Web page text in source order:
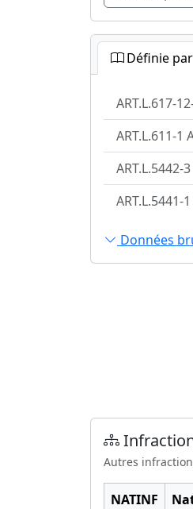
Définie
ART.L.617-
ART.L.611-1
ART.L.5442-
ART.L.5441-
Données
Autres
NATINF